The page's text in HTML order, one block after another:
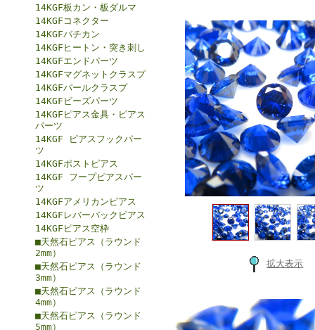
14KGF板カン・板ダルマ
14KGFコネクター
14KGFバチカン
14KGFヒートン・突き刺し
14KGFエンドパーツ
14KGFマグネットクラスプ
14KGFパールクラスプ
14KGFビーズパーツ
14KGFピアス金具・ピアス
パーツ
14KGF ピアスフックパー
ツ
14KGFポストピアス
14KGF フープピアスパー
ツ
14KGFアメリカンピアス
14KGFレバーバックピアス
14KGFピアス空枠
■天然石ピアス（ラウンド
2mm）
■天然石ピアス（ラウンド
3mm）
■天然石ピアス（ラウンド
4mm）
■天然石ピアス（ラウンド
5mm）
拡大表示